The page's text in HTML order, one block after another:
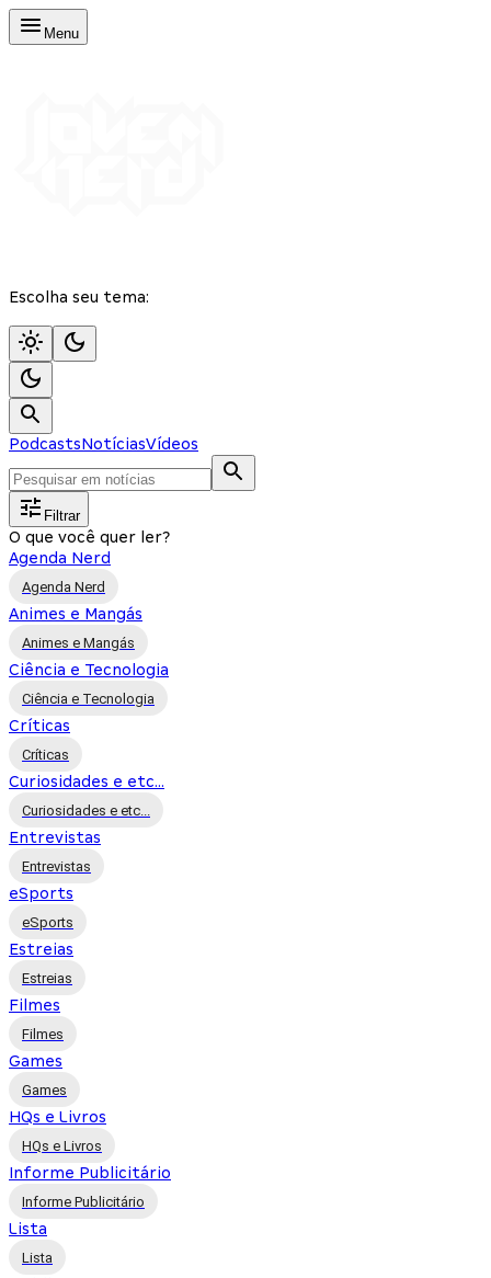
Menu
Escolha seu tema:
PodcastsNotíciasVídeos
Filtrar
O que você quer ler?
Agenda Nerd
Agenda Nerd
Animes e Mangás
Animes e Mangás
Ciência e Tecnologia
Ciência e Tecnologia
Críticas
Críticas
Curiosidades e etc...
Curiosidades e etc...
Entrevistas
Entrevistas
eSports
eSports
Estreias
Estreias
Filmes
Filmes
Games
Games
HQs e Livros
HQs e Livros
Informe Publicitário
Informe Publicitário
Lista
Lista